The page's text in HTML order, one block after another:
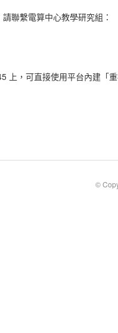
聯繫電算中心教學研究組：
上，可直接使用平台內建「
©